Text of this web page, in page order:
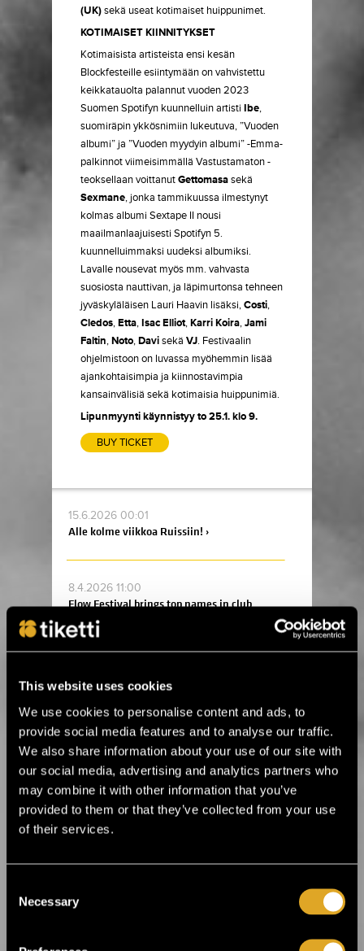
This website uses cookies
We use cookies to personalise content and ads, to
provide social media features and to analyse our traffic.
We also share information about your use of our site with
our social media, advertising and analytics partners who
may combine it with other information that you’ve
provided to them or that they’ve collected from your use
of their services.
Selection
Necessary
(UK)sekä useat kotimaiset huippunimet.
KOTIMAISET KIINNITYKSET
Kotimaisista artisteista ensi kesän
Blockfesteille esiintymään on vahvistettu
keikkatauolta palannut vuoden 2023
Suomen Spotifyn kuunnelluin artisti Ibe,
suomiräpin ykkösnimiin lukeutuva, ”Vuoden
albumi” ja ”Vuoden myydyin albumi” -Emma-
palkinnot viimeisimmällä Vastustamaton -
teoksellaan voittanutGettomasasekä
Sexmane, jonka tammikuussa ilmestynyt
kolmas albumi Sextape II nousi
maailmanlaajuisesti Spotifyn 5.
kuunnelluimmaksi uudeksi albumiksi.
Lavalle nousevat myös mm. vahvasta
suosiosta nauttivan, ja läpimurtonsa tehneen
jyväskyläläisen Lauri Haavin lisäksi,Costi,
Cledos,Etta,IsacElliot,Karri Koira,Jami
Faltin,Noto,Davisekä VJ. Festivaalin
ohjelmistoon on luvassa myöhemmin lisää
ajankohtaisimpia ja kiinnostavimpia
kansainvälisiä sekä kotimaisia huippunimiä.
Lipunmyynti käynnistyy to 25.1. klo 9.
BUY TICKET
15.6.2026 00:01
Alle kolme viikkoa Ruissiin! ›
8.4.2026 11:00
Flow Festival brings top names in club
music to Heineken Backyard ›
Flow Festival’s Balloon 360° presents
music legends and irresistible rhythms ›
16.1.2026 12:00
Helsinki Music Week announces its first
artist lineup! ›
Ankea Festival releases a headliner! ›